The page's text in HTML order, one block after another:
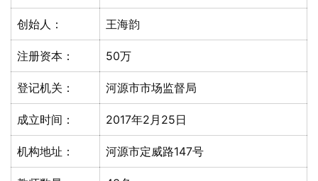
创始人： 王海韵
注册资本： 50万
登记机关： 河源市市场监督局
成立时间： 2017年2月25日
机构地址： 河源市定威路147号